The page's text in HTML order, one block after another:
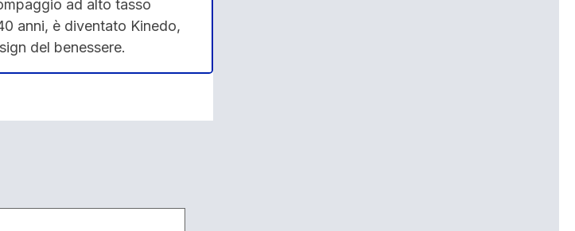
ad alto tasso
anni, è diventato Kinedo,
del benessere.